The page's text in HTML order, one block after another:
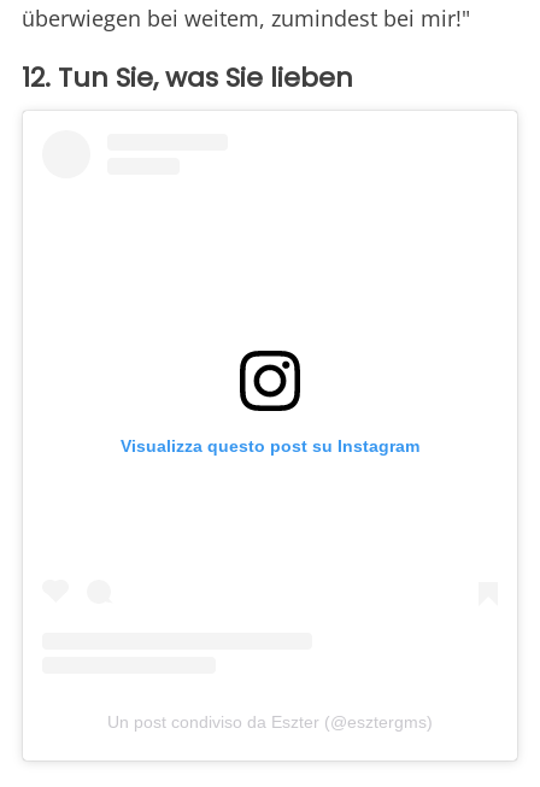
überwiegen bei weitem, zumindest bei mir!"
12. Tun Sie, was Sie lieben
Visualizza questo post su Instagram
Un post condiviso da Eszter (@esztergms)